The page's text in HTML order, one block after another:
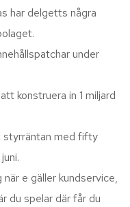
har delgetts några
under
konstruera in 1 miljard
styrräntan med fifty
e gäller kundservice,
du spelar där får du